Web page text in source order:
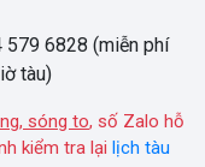
6828 (miễn phí
tàu)
sóng to, số Zalo hỗ
kiểm tra lại lịch tàu